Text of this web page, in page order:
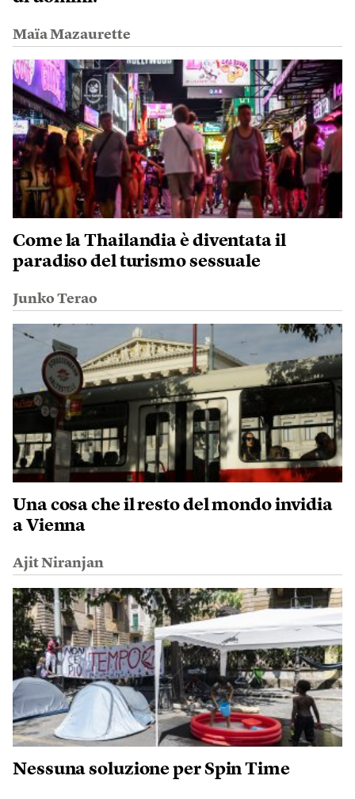
Maïa Mazaurette
Come la Thailandia è diventata il
paradiso del turismo sessuale
Junko Terao
Una cosa che il resto del mondo invidia
a Vienna
Ajit Niranjan
Nessuna soluzione per Spin Time